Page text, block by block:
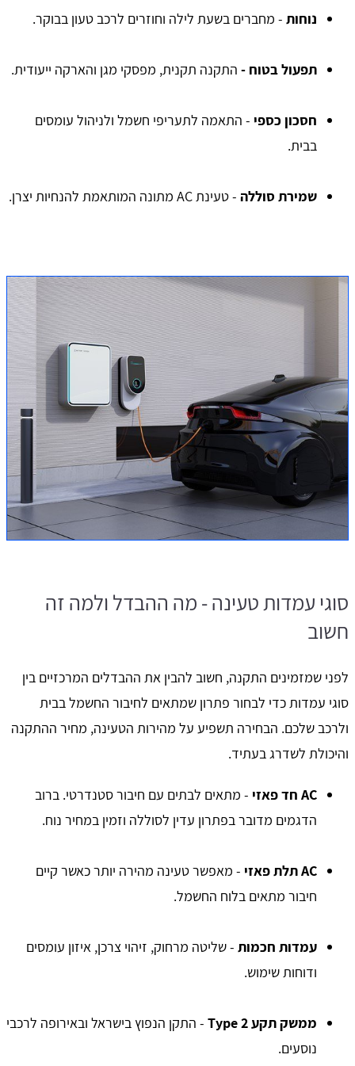
נוחות - מחברים בשעת לילה וחוזרים לרכב טעון בבוקר.
תפעול בטוח - התקנה תקנית, מפסקי מגן והארקה ייעודית.
חסכון כספי - התאמה לתעריפי חשמל ולניהול עומסים
בבית.
שמירת סוללה - טעינת AC מתונה המותאמת להנחיות יצרן.
סוגי עמדות טעינה - מה ההבדל ולמה זה
חשוב
לפני שמזמינים התקנה, חשוב להבין את ההבדלים המרכזיים בין
סוגי עמדות כדי לבחור פתרון שמתאים לחיבור החשמל בבית
ולרכב שלכם. הבחירה תשפיע על מהירות הטעינה, מחיר ההתקנה
והיכולת לשדרג בעתיד.
AC חד פאזי
- מתאים לבתים עם חיבור סטנדרטי. ברוב
הדגמים מדובר בפתרון עדין לסוללה וזמין במחיר נוח.
AC תלת פאזי
- מאפשר טעינה מהירה יותר כאשר קיים
חיבור מתאים בלוח החשמל.
עמדות חכמות - שליטה מרחוק, זיהוי צרכן, איזון עומסים
ודוחות שימוש.
ממשק תקע Type 2
- התקן הנפוץ בישראל ובאירופה לרכבי
נוסעים.